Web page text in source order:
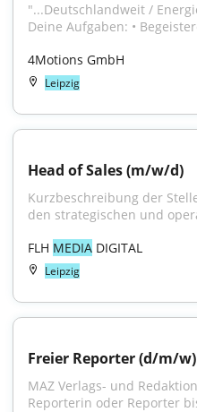
"...Deutschlandweit /
Deine Aufgaben: •
4Motions GmbH
Leipzig
Head of Sales (m/w/d)
Kurzbeschreibung der
den strategischen und
FLH MEDIA DIGITAL
Leipzig
Freier Reporter (d/m/w)
MAZ Verlags- und
Reporterin oder Reporter